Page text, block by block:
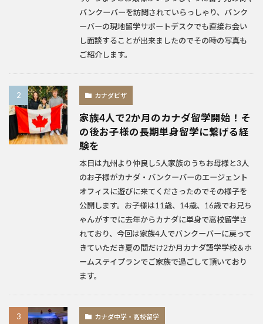
バンクーバーを訪問されていらっしゃり、バンク
ーバーの現地留学サポートデスクでも直接お会い
し面談することが出来ましたのでその時の写真も
ご紹介します。
カナダビザ
家族4人で2か月のカナダ留学開始！そ
の後お子様の長期単身留学に繋げる経
験を
本日は九州より仲良し5人家族のうちお母様と3人
のお子様がカナダ・バンクーバーのエージェント
オフィスに遊びに来てくださったのでその様子を
公開します。お子様は11歳、14歳、16歳でお兄ち
ゃんがすでに去年からカナダに単身で高校留学さ
れており、今回は家族4人でバンクーバーに戻って
きていただき夏の間だけ2か月カナダ語学学校＆ホ
ームステイプランでご家族で過ごして頂いており
ます。
カナダ中学・高校留学